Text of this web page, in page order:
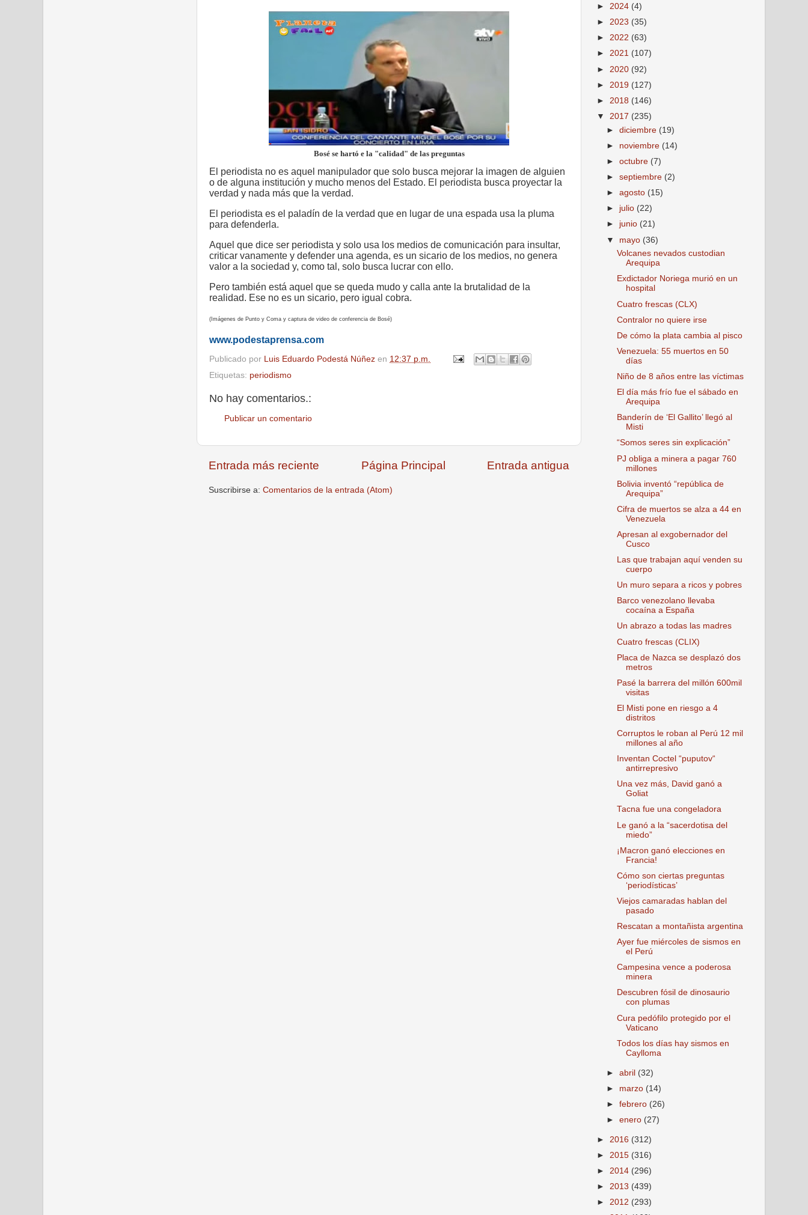
Bosé se hartó e la "calidad" de las preguntas
El periodista no es aquel manipulador que solo busca mejorar la imagen de alguien
o de alguna institución y mucho menos del Estado. El periodista busca proyectar la
verdad y nada más que la verdad.
El periodista es el paladín de la verdad que en lugar de una espada usa la pluma
para defenderla.
Aquel que dice ser periodista y solo usa los medios de comunicación para insultar,
criticar vanamente y defender una agenda, es un sicario de los medios, no genera
valor a la sociedad y, como tal, solo busca lucrar con ello.
Pero también está aquel que se queda mudo y calla ante la brutalidad de la
realidad. Ese no es un sicario, pero igual cobra.
(Imágenes de Punto y Coma y captura de video de conferencia de Bosé)
www.podestaprensa.com
Publicado por Luis Eduardo Podestá Núñez en 12:37 p.m.
Etiquetas: periodismo
No hay comentarios.:
Publicar un comentario
Entrada más reciente Entrada antigua
Página Principal
Suscribirse a: Comentarios de la entrada (Atom)
► 2024 (4)
► 2023 (35)
► 2022 (63)
► 2021 (107)
► 2020 (92)
► 2019 (127)
► 2018 (146)
▼ 2017 (235)
►diciembre (19)
► noviembre (14)
►octubre (7)
►septiembre (2)
►agosto (15)
► julio (22)
► junio (21)
▼ mayo (36)
Volcanes nevados custodian
Arequipa
Exdictador Noriega murió en un
hospital
Cuatro frescas (CLX)
Contralor no quiere irse
De cómo la plata cambia al pisco
Venezuela: 55 muertos en 50
días
Niño de 8 años entre las víctimas
El día más frío fue el sábado en
Arequipa
Banderín de ‘El Gallito’ llegó al
Misti
“Somos seres sin explicación”
PJ obliga a minera a pagar 760
millones
Bolivia inventó “república de
Arequipa”
Cifra de muertos se alza a 44 en
Venezuela
Apresan al exgobernador del
Cusco
Las que trabajan aquí venden su
cuerpo
Un muro separa a ricos y pobres
Barco venezolano llevaba
cocaína a España
Un abrazo a todas las madres
Cuatro frescas (CLIX)
Placa de Nazca se desplazó dos
metros
Pasé la barrera del millón 600mil
visitas
El Misti pone en riesgo a 4
distritos
Corruptos le roban al Perú 12 mil
millones al año
Inventan Coctel “puputov“
antirrepresivo
Una vez más, David ganó a
Goliat
Tacna fue una congeladora
Le ganó a la “sacerdotisa del
miedo”
¡Macron ganó elecciones en
Francia!
Cómo son ciertas preguntas
‘periodísticas’
Viejos camaradas hablan del
pasado
Rescatan a montañista argentina
Ayer fue miércoles de sismos en
el Perú
Campesina vence a poderosa
minera
Descubren fósil de dinosaurio
con plumas
Cura pedófilo protegido por el
Vaticano
Todos los días hay sismos en
Caylloma
►abril (32)
► marzo (14)
►febrero (26)
►enero (27)
► 2016 (312)
► 2015 (316)
► 2014 (296)
► 2013 (439)
► 2012 (293)